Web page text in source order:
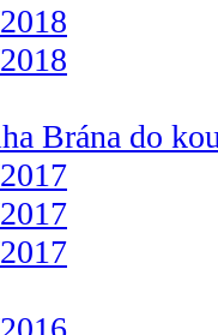
Brána do